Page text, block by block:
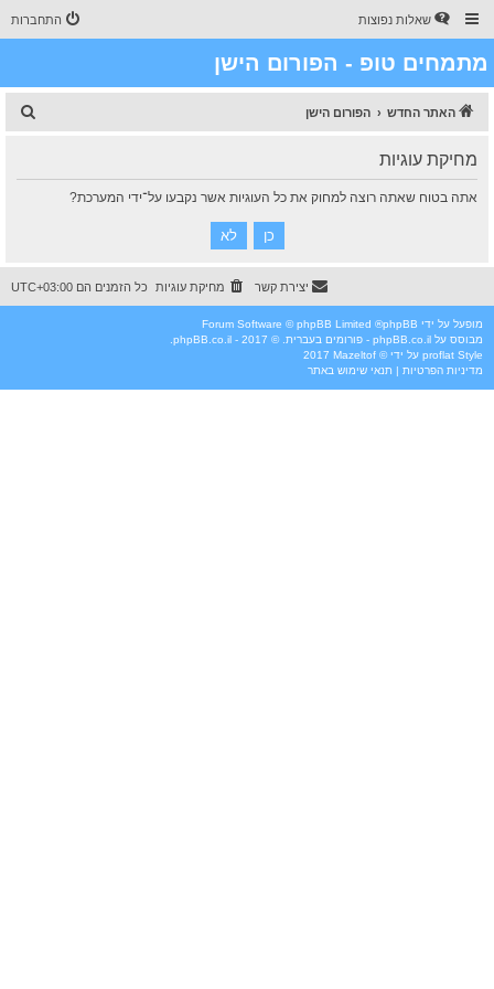
שאלות נפוצות התחברות
מתמחים טופ - הפורום הישן
האתר החדש הפורום הישן
מחיקת עוגיות
אתה בטוח שאתה רוצה למחוק את כל העוגיות אשר נקבעו על־ידי המערכת?
כל הזמנים הם UTC+03:00 מחיקת עוגיות יצירת קשר
מופעל על ידי phpBB
® Forum Software © phpBB Limited
מבוסס על phpBB.co.il - פורומים בעברית
. © 2017 - phpBB.co.il.
Style
proflat על ידי © Mazeltof
מדיניות הפרטיות | תנאי שימוש באתר